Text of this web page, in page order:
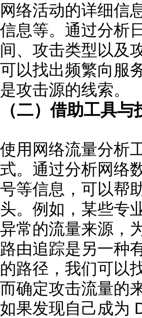
网络活动的详细信
信息等。通过分析
间、攻击类型以及
可以找出频繁向服
是攻击源的线索。
（二）借助工具与
使用网络流量分析
式。通过分析网络
号等信息，可以帮
头。例如，某些专
异常的流量来源，
路由追踪是另一种
的路径，我们可以
而确定攻击流量的
如果发现自己成为